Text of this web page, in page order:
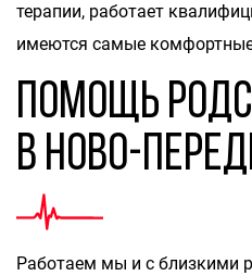
терапии, работает
имеются самые
Помощь
в Ново-
Работаем мы и с близкими